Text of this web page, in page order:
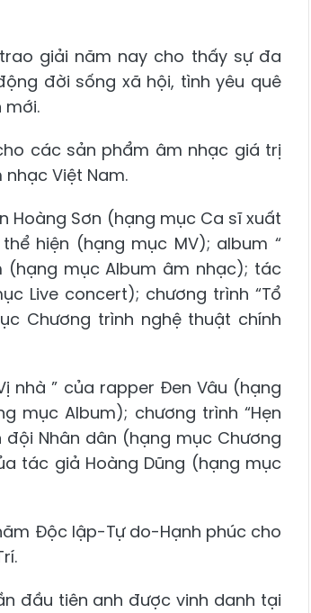
giải năm nay cho thấy sự đa
đời sống xã hội, tình yêu quê
mới.
các sản phẩm âm nhạc giá trị
Việt Nam.
Hoàng Sơn (hạng mục Ca sĩ xuất
hiện (hạng mục MV); album “
(hạng mục Album âm nhạc); tác
Live concert); chương trình “Tổ
Chương trình nghệ thuật chính
nhà ” của rapper Đen Vâu (hạng
mục Album); chương trình “Hẹn
đội Nhân dân (hạng mục Chương
tác giả Hoàng Dũng (hạng mục
Độc lập-Tự do-Hạnh phúc cho
đầu tiên anh được vinh danh tại